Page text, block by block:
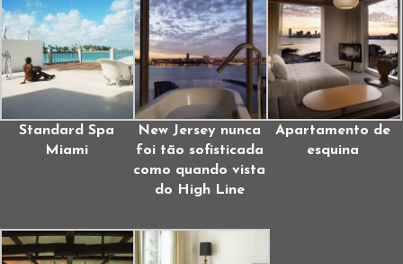
Standard Spa
Miami
New Jersey nunca
foi tão sofisticada
como quando vista
do High Line
Apartamento de
esquina